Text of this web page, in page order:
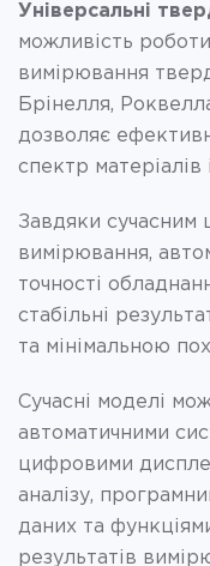
Універсальні
можливість
вимірювання
Брінелля,
дозволяє
спектр матеріалів
Завдяки сучасним
вимірювання,
точності
стабільні
та мінімальною
Сучасні моделі
автоматичними
цифровими
аналізу,
даних та
результатів